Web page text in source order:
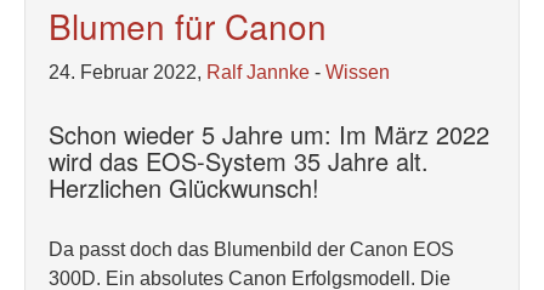
Blumen für Canon
24. Februar 2022, Ralf Jannke - Wissen
Schon wieder 5 Jahre um: Im März 2022
wird das EOS-System 35 Jahre alt.
Herzlichen Glückwunsch!
Da passt doch das Blumenbild der Canon EOS
300D. Ein absolutes Canon Erfolgsmodell. Die